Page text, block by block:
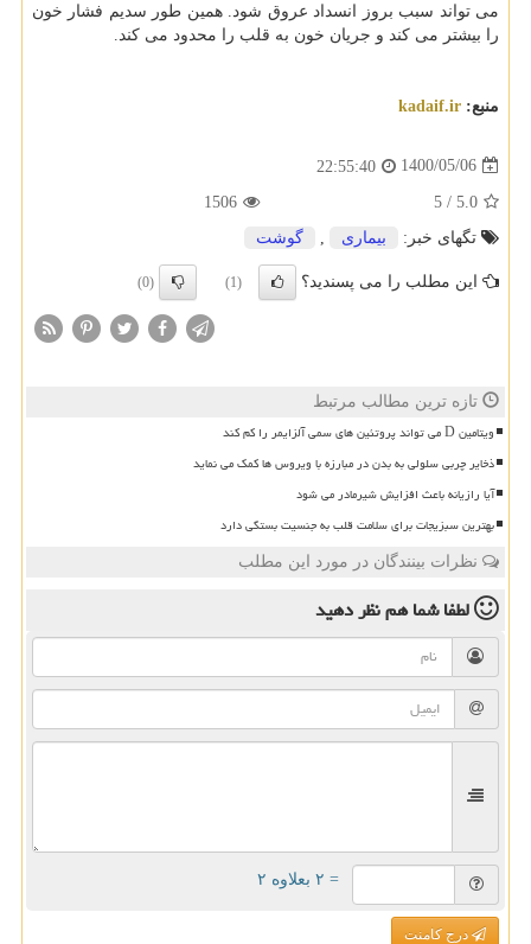
می تواند سبب بروز انسداد عروق شود. همین طور سدیم فشار خون
را بیشتر می کند و جریان خون به قلب را محدود می کند.
منبع: kadaif.ir
1400/05/06
22:55:40
5.0
/
5
1506
تگهای خبر:
بیماری گوشت
این مطلب را می پسندید؟ (1)
(0)
تازه ترین مطالب مرتبط
ویتامین D می تواند پروتئین های سمی آلزایمر را کم کند
ذخایر چربی سلولی به بدن در مبارزه با ویروس ها کمک می نماید
آیا رازیانه باعث افزایش شیرمادر می شود
بهترین سبزیجات برای سلامت قلب به جنسیت بستگی دارد
نظرات بینندگان در مورد این مطلب
لطفا شما همنظر دهید
= ۲ بعلاوه ۲
درج کامنت